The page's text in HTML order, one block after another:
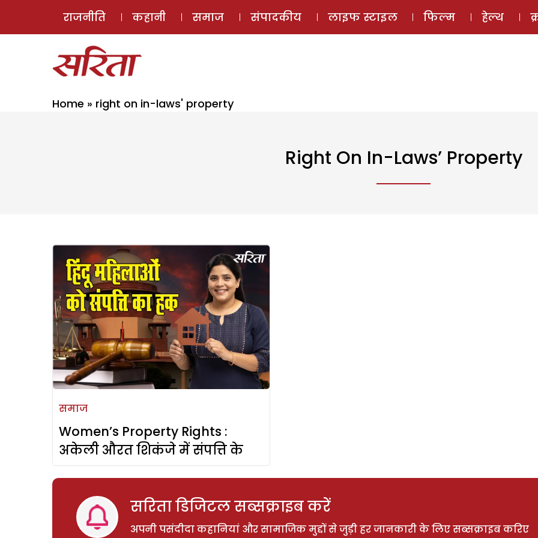
ई-मैगज़ीन
राजनीति कहानी समाज संपादकीय लाइफ स्टाइल फिल्म हेल्थ
Home » right on in-laws' property
Right On In-Laws’ Property
समाज
Women’s Property Rights :
अकेली औरत शिकंजे में संपत्ति के
सरिता डिजिटल सब्सक्राइब करें
अपनी पसंदीदा कहानियां और सामाजिक मुद्दों से जुड़ी हर जानकारी के लिए सब्सक्राइब करिए